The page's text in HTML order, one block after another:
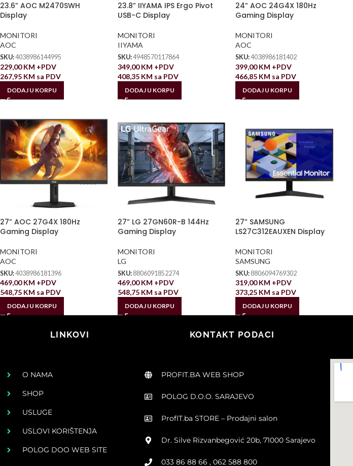
23.6” AOC M2470SWH
Display
MONITORI
AOC
SKU:4038986144995
229,00KM +PDV
267,95 KM sa PDV
DODAJ U KORPU
23.8” IIYAMA IPS Ergo Pivot
USB-C Display
MONITORI
IIYAMA
SKU:4948570117864
349,00KM +PDV
408,35 KM sa PDV
DODAJ U KORPU
24” AOC 24G4X 180Hz
Gaming Display
MONITORI
AOC
SKU:4038986181402
399,00KM +PDV
466,85 KM sa PDV
DODAJ U KORPU
27” AOC 27G4X 180Hz
Gaming Display
MONITORI
AOC
SKU:4038986181396
469,00KM +PDV
548,75 KM sa PDV
DODAJ U KORPU
27” LG 27GN60R-B 144Hz
Gaming Display
MONITORI
LG
SKU: 8806091852274
469,00KM +PDV
548,75 KM sa PDV
DODAJ U KORPU
27” SAMSUNG
LS27C312EAUXEN Display
MONITORI
SAMSUNG
SKU: 8806094769302
319,00KM +PDV
373,25 KM sa PDV
DODAJ U KORPU
LINKOVI
O NAMA
SHOP
USLUGE
USLOVI KORIŠTENJA
POLOG DOO WEB SITE
KONTAKT PODACI
PROFIT.BA WEB SHOP
POLOG D.O.O. SARAJEVO
ProfIT.ba STORE – Prodajni salon
Dr. Silve Rizvanbegović 20b, 71000 Sarajevo
033 86 88 66 , 062 588 800